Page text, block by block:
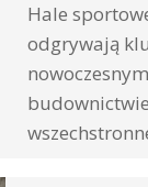
Hale
odgrywają
nowoczesnym